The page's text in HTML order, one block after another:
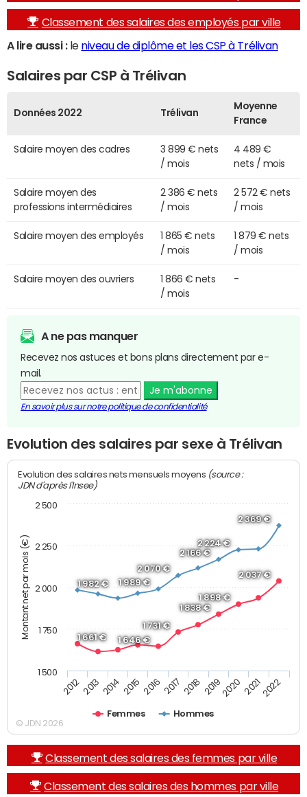
Classement des salaires des employés par ville
A lire aussi :le niveau de diplôme et les CSP à Trélivan
Salaires par CSP à Trélivan
Données 2022 Trélivan
Moyenne
France
Salaire moyen des cadres
3 899 € nets
/ mois
4 489 €
nets / mois
Salaire moyen des
professions intermédiaires
2 386 € nets
/ mois
2 572 € nets
/ mois
Salaire moyen des employés
1 865 € nets
/ mois
1 879 € nets
/ mois
Salaire moyen des ouvriers
1 866 € nets
/ mois
-
A ne pas manquer
Recevez nos astuces et bons plans directement par e-
mail.
Je m'abonne
En savoir plus sur notre politique de confidentialité
Evolution des salaires par sexe à Trélivan
Montant net par mois (€)
Evolution des salaires nets mensuels moyens (source :
JDN d'après l'Insee)
1 661 € 1 646 €
1 731 €
1 838 €
1 898 €
2 037 €
1 982 €
1 989 €
2 070 €
2 166 €
2 224 €
2 369 €
Femmes Hommes
2012 2013 2014 2015 2016 2017 2018 20192020 20212022
1 500
1 750
2 000
2 250
2 500
© JDN 2026
Classement des salaires des femmes par ville
Classement des salaires des hommes par ville